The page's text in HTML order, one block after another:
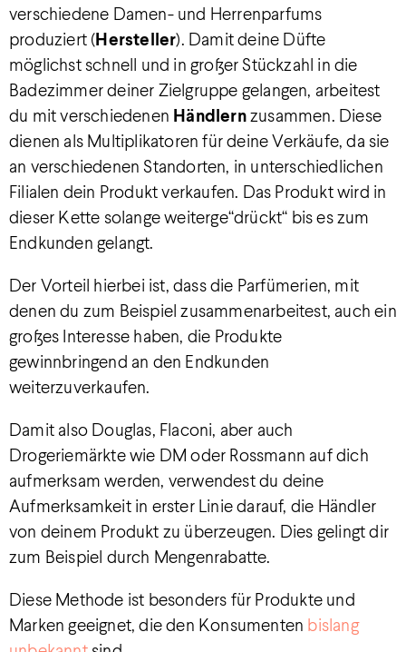
verschiedene Damen- und Herrenparfums
produziert ( Hersteller). Damit deine Düfte
möglichst schnell und in großer Stückzahl in die
Badezimmer deiner Zielgruppe gelangen, arbeitest
du mit verschiedenen Händlernzusammen. Diese
dienen als Multiplikatoren für deine Verkäufe, da sie
an verschiedenen Standorten, in unterschiedlichen
Filialen dein Produkt verkaufen. Das Produkt wird in
dieser Kette solange weiterge“drückt“ bis es zum
Endkunden gelangt.
Der Vorteil hierbei ist, dass die Parfümerien, mit
denen du zum Beispiel zusammenarbeitest, auch ein
großes Interesse haben, die Produkte
gewinnbringend an den Endkunden
weiterzuverkaufen.
Damit also Douglas, Flaconi, aber auch
Drogeriemärkte wie DM oder Rossmann auf dich
aufmerksam werden, verwendest du deine
Aufmerksamkeit in erster Linie darauf, die Händler
von deinem Produkt zu überzeugen. Dies gelingt dir
zum Beispiel durch Mengenrabatte.
Diese Methode ist besonders für Produkte und
Marken geeignet, die den Konsumenten bislang